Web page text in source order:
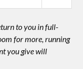
to you in full-
for more, running
you give will